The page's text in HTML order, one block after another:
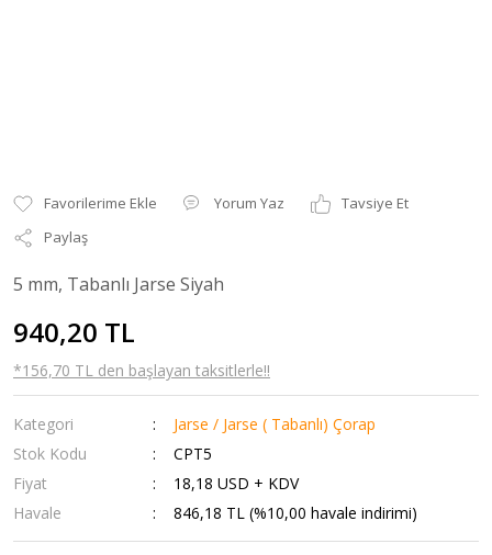
Yorum Yaz
Tavsiye Et
Paylaş
5 mm, Tabanlı Jarse Siyah
940,20 TL
*156,70 TL den başlayan taksitlerle!!
Kategori
Jarse / Jarse ( Tabanlı) Çorap
Stok Kodu
CPT5
Fiyat
18,18 USD + KDV
Havale
846,18 TL (%10,00 havale indirimi)